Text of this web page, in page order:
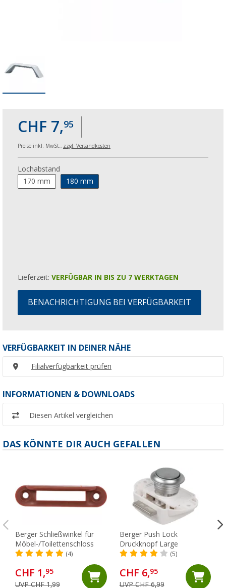
CHF 7,95
Preise inkl. MwSt., zzgl. Versandkosten
Lochabstand
170 mm
180 mm
Lieferzeit: VERFÜGBAR IN BIS ZU 7 WERKTAGEN
BENACHRICHTIGUNG BEI VERFÜGBARKEIT
VERFÜGBARKEIT IN DEINER NÄHE
Filialverfügbarkeit prüfen
INFORMATIONEN & DOWNLOADS
Diesen Artikel vergleichen
DAS KÖNNTE DIR AUCH GEFALLEN
Berger Schließwinkel für
Möbel-/Toilettenschloss
(4)
CHF 1,95
UVP CHF 1,99
Berger Push Lock
Druckknopf Large
(5)
CHF 6,95
UVP CHF 6,99